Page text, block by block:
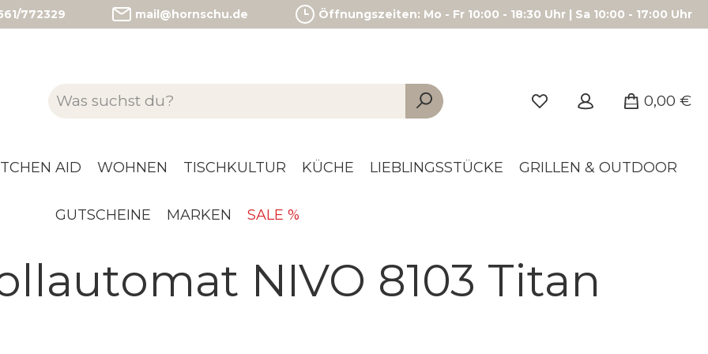
772329 mail@hornschu.de Öffnungszeiten: Mo - Fr 10:00 - 18:30 Uhr | Sa 10:00 - 17:00 Uhr
0,00 €
AID WOHNEN TISCHKULTUR KÜCHE LIEBLINGSSTÜCKE GRILLEN & OUTDOOR
GUTSCHEINE MARKEN SALE %
NIVO 8103 Titan